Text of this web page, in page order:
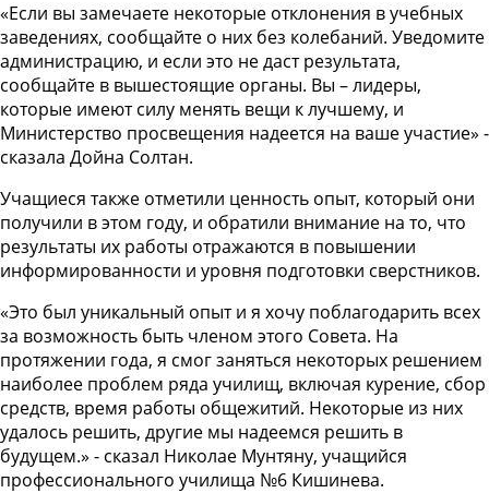
«Если вы замечаете некоторые отклонения в учебных
заведениях, сообщайте о них без колебаний. Уведомите
администрацию, и если это не даст результата,
сообщайте в вышестоящие органы. Вы – лидеры,
которые имеют силу менять вещи к лучшему, и
Министерство просвещения надеется на ваше участие» -
сказала Дойна Солтан.
Учащиеся также отметили ценность опыт, который они
получили в этом году, и обратили внимание на то, что
результаты их работы отражаются в повышении
информированности и уровня подготовки сверстников.
«Это был уникальный опыт и я хочу поблагодарить всех
за возможность быть членом этого Совета. На
протяжении года, я смог заняться некоторых решением
наиболее проблем ряда училищ, включая курение, сбор
средств, время работы общежитий. Некоторые из них
удалось решить, другие мы надеемся решить в
будущем.» - сказал Николае Мунтяну, учащийся
профессионального училища №6 Кишинева.